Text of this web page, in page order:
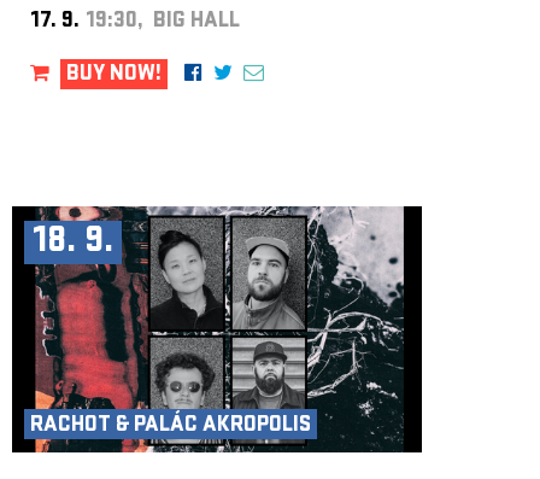
17. 9. 19:30, BIG HALL
BUY NOW!
18. 9.
RACHOT & PALÁC AKROPOLIS